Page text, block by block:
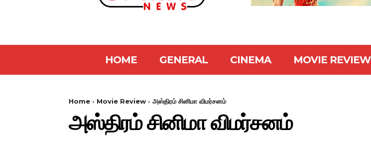
HOME GENERAL CINEMA MOVIE REVIEW
Home Movie Review அஸ்திரம் சினிமா விமர்சனம்
அஸ்திரம் சினிமா விமர்சனம்